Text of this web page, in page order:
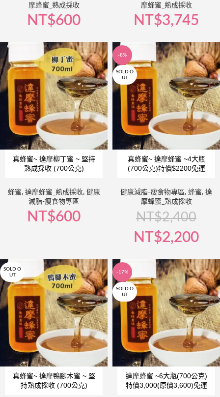
摩蜂蜜_熟成採收
NT$600
摩蜂蜜_熟成採收
NT$3,745
真蜂蜜~ 達摩柳丁蜜 ~ 堅持
熟成採收 (700公克)
蜂蜜, 達摩蜂蜜_熟成採收, 健康
減脂-瘦食物專區
NT$600
-8%
SOLD O
UT
真蜂蜜~ 達摩蜂蜜 ~4大瓶
(700公克)特價$2200免運
健康減脂-瘦食物專區, 蜂蜜, 達
摩蜂蜜_熟成採收
NT$2,400
NT$2,200
SOLD O
UT
真蜂蜜~ 達摩鴨腳木蜜 ~ 堅
持熟成採收 (700公克)
-17%
SOLD O
UT
達摩蜂蜜 ~6大瓶(700公克)
特價3,000(原價3,600)免運